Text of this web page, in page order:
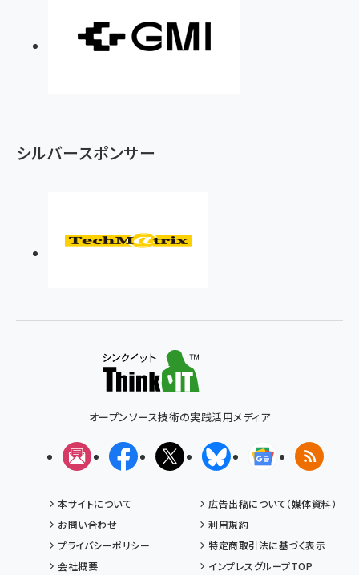
シルバースポンサー
オープンソース技術の実践活用メディア
メルマガFacebookX(エックス)BlueskyGoogleニュ
RSS
本サイトについて
広告出稿について（媒体資料）
お問い合わせ
利用規約
プライバシーポリシー
特定商取引法に基づく表示
会社概要
インプレスグループTOP